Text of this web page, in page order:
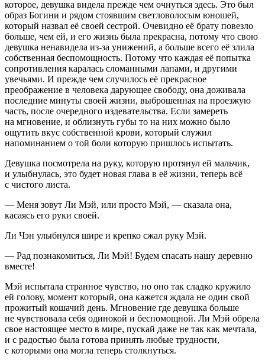
которое, девушка видела прежде чем очнуться здесь. Это был
образ Богини и рядом стоявшим светловолосым юношей,
который назвал её своей сестрой. Очевидно её брату повезло
больше, чем ей, и его жизнь была прекрасна, потому что свою
девушка ненавидела из-за унижений, а больше всего её злила
собственная беспомощность. Потому что каждая её попытка
сопротивления каралась сломанными лапами, и другими
увечьями. И прежде чем случилось её прекрасное
преображение в человека дарующее свободу, она доживала
последние минуты своей жизни, выброшенная на проезжую
часть, после очередного издевательства. Если замереть
на мгновение, и облизнуть губы то на них можно было
ощутить вкус собственной крови, который служил
напоминанием о той боли которую пришлось испытать.
Девушка посмотрела на руку, которую протянул ей мальчик,
и улыбнулась, это будет новая глава в её жизни, теперь всё
с чистого листа.
— Меня зовут Ли Мэй, или просто Мэй, — сказала она,
касаясь его руки своей.
Ли Чэн улыбнулся шире и крепко сжал руку Мэй.
— Рад познакомиться, Ли Мэй! Будем спасать нашу деревню
вместе!
Мэй испытала странное чувство, но оно так сладко кружило
ей голову, момент который, она кажется ждала не один свой
прожитый кошачий день. Мгновение где девушка больше
не чувствовала себя одинокой и беспомощной. Ли Мэй обрела
свое настоящее место в мире, пускай даже не так как мечтала,
и с радостью была готова принять любые трудности,
с которыми она могла теперь столкнуться.